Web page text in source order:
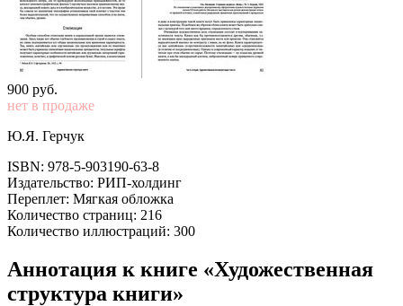
900 pуб.
нет в продаже
Ю.Я. Герчук
ISBN: 978-5-903190-63-8
Издательство: РИП-холдинг
Переплет: Мягкая обложка
Количество страниц: 216
Количество иллюстраций: 300
Аннотация к книге «Художественная
структура книги»